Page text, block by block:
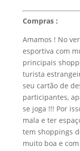
Compras :
Amamos ! No
esportiva com
principais
turista
seu cartão de
participantes,
se joga !!! Por
mala e ter
tem shoppings
muito boa e